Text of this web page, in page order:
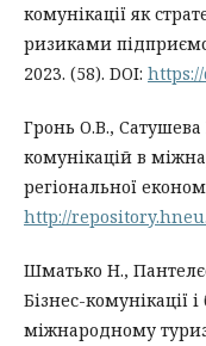
комунікації як
ризиками
2023. (58). DOI: https://
Гронь О.В., Сатушева
комунікацій в
регіональної
http://
Шматько Н.,
Бізнес-комунікації
міжнародному